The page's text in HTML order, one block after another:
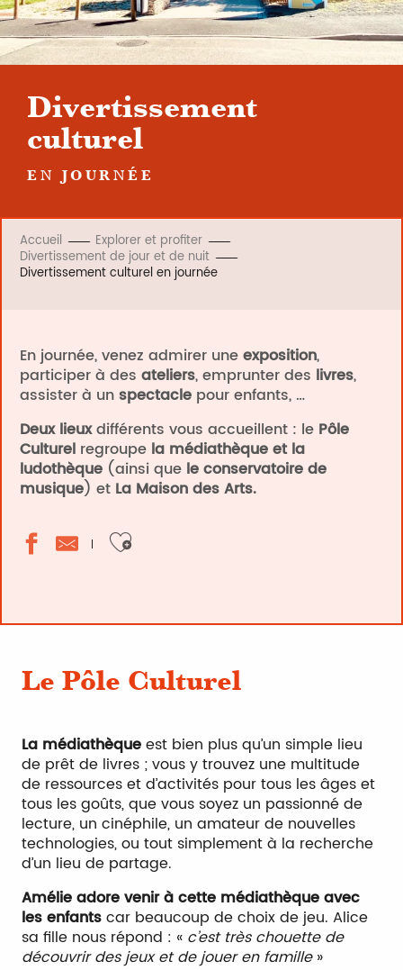
Divertissement
culturel
EN JOURNÉE
Accueil
Explorer et profiter
Divertissement de jour et de nuit
Divertissement culturel en journée
En journée, venez admirer uneexposition,
participer à des ateliers, emprunter des livres,
assister à unspectacle pour enfants, …
Deux lieuxdifférents vous accueillent : le Pôle
Culturel regroupe la médiathèque et la
ludothèque (ainsi que le conservatoire de
musique) et La Maison des Arts.
Ajouter aux favoris
Le Pôle Culturel
La médiathèqueest bien plus qu’un simple lieu
de prêt de livres ; vous y trouvez une multitude
de ressources et d’activités pour tous les âges et
tous les goûts, que vous soyez un passionné de
lecture, un cinéphile, un amateur de nouvelles
technologies, ou tout simplement à la recherche
d’un lieu de partage.
Amélie adore venir à cette médiathèque avec
les enfantscar beaucoup de choix de jeu. Alice
sa fille nous répond : « c’est très chouette de
découvrir des jeux et de jouer en famille»